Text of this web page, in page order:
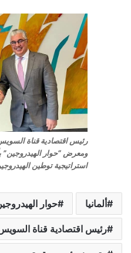
رئيس اقتصادية قناة
ومعرض “حوار الهيدروجين”
استراتيجية توطين
ألمانيا حوار
رئيس اقتصادية قناة